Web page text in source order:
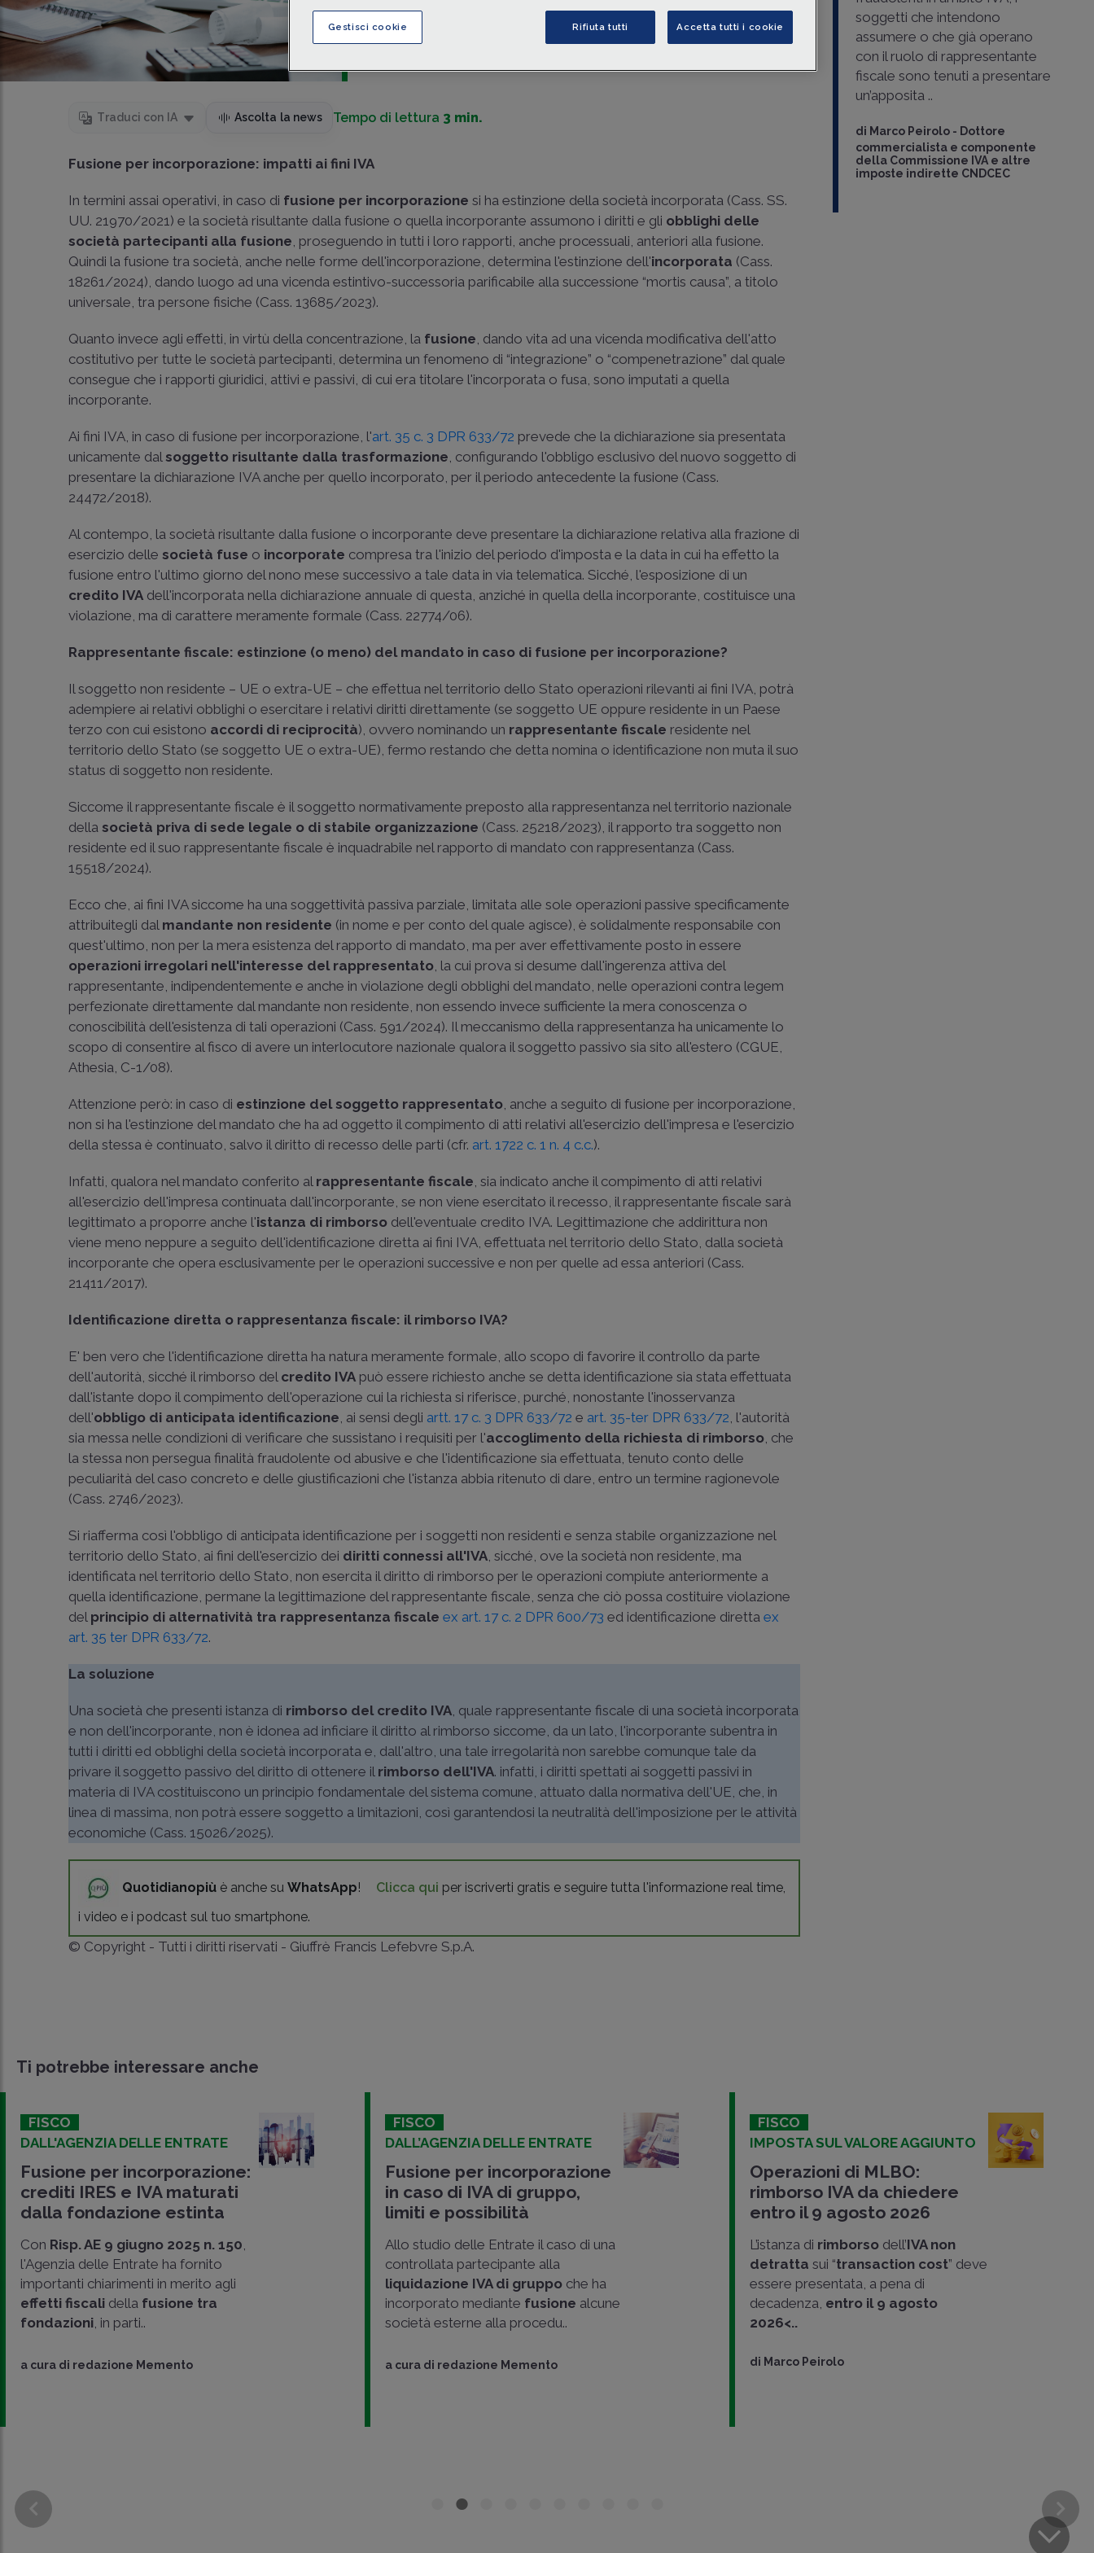
quest'ultima senza che venga inficiato il rimborso stesso.
CONDIVIDI
Traduci con IA Ascolta la news Tempo di lettura 3 min.
Fusione per incorporazione: impatti ai fini IVA
In termini assai operativi, in caso di fusione per incorporazione si ha estinzione della società incorporata (Cass. SS.
UU. 21970/2021) e la società risultante dalla fusione o quella incorporante assumono i diritti e gli obblighi delle
società partecipanti alla fusione, proseguendo in tutti i loro rapporti, anche processuali, anteriori alla fusione.
Quindi la fusione tra società, anche nelle forme dell'incorporazione, determina l'estinzione dell'incorporata (Cass.
18261/2024), dando luogo ad una vicenda estintivo-successoria parificabile alla successione “mortis causa”, a titolo
universale, tra persone fisiche (Cass. 13685/2023).
Quanto invece agli effetti, in virtù della concentrazione, la fusione, dando vita ad una vicenda modificativa dell'atto
costitutivo per tutte le società partecipanti, determina un fenomeno di “integrazione” o “compenetrazione” dal quale
consegue che i rapporti giuridici, attivi e passivi, di cui era titolare l'incorporata o fusa, sono imputati a quella
incorporante.
Ai fini IVA, in caso di fusione per incorporazione, l'art. 35 c. 3 DPR 633/72 prevede che la dichiarazione sia presentata
unicamente dal soggetto risultante dalla trasformazione, configurando l'obbligo esclusivo del nuovo soggetto di
presentare la dichiarazione IVA anche per quello incorporato, per il periodo antecedente la fusione (Cass.
24472/2018).
Al contempo, la società risultante dalla fusione o incorporante deve presentare la dichiarazione relativa alla frazione di
esercizio delle società fuse o incorporate compresa tra l'inizio del periodo d'imposta e la data in cui ha effetto la
fusione entro l'ultimo giorno del nono mese successivo a tale data in via telematica. Sicché, l'esposizione di un
credito IVA dell'incorporata nella dichiarazione annuale di questa, anziché in quella della incorporante, costituisce una
violazione, ma di carattere meramente formale (Cass. 22774/06).
Rappresentante fiscale: estinzione (o meno) del mandato in caso di fusione per incorporazione?
Il soggetto non residente – UE o extra-UE – che effettua nel territorio dello Stato operazioni rilevanti ai fini IVA, potrà
adempiere ai relativi obblighi o esercitare i relativi diritti direttamente (se soggetto UE oppure residente in un Paese
terzo con cui esistono accordi di reciprocità), ovvero nominando un rappresentante fiscale residente nel
territorio dello Stato (se soggetto UE o extra-UE), fermo restando che detta nomina o identificazione non muta il suo
status di soggetto non residente.
Siccome il rappresentante fiscale è il soggetto normativamente preposto alla rappresentanza nel territorio nazionale
della società priva di sede legale o di stabile organizzazione (Cass. 25218/2023), il rapporto tra soggetto non
residente ed il suo rappresentante fiscale è inquadrabile nel rapporto di mandato con rappresentanza (Cass.
15518/2024).
Ecco che, ai fini IVA siccome ha una soggettività passiva parziale, limitata alle sole operazioni passive specificamente
attribuitegli dal mandante non residente (in nome e per conto del quale agisce), è solidalmente responsabile con
quest'ultimo, non per la mera esistenza del rapporto di mandato, ma per aver effettivamente posto in essere
operazioni irregolari nell'interesse del rappresentato, la cui prova si desume dall'ingerenza attiva del
rappresentante, indipendentemente e anche in violazione degli obblighi del mandato, nelle operazioni contra legem
perfezionate direttamente dal mandante non residente, non essendo invece sufficiente la mera conoscenza o
conoscibilità dell'esistenza di tali operazioni (Cass. 591/2024). Il meccanismo della rappresentanza ha unicamente lo
scopo di consentire al fisco di avere un interlocutore nazionale qualora il soggetto passivo sia sito all'estero (CGUE,
Athesia, C-1/08).
Attenzione però: in caso di estinzione del soggetto rappresentato, anche a seguito di fusione per incorporazione,
non si ha l'estinzione del mandato che ha ad oggetto il compimento di atti relativi all'esercizio dell'impresa e l'esercizio
della stessa è continuato, salvo il diritto di recesso delle parti (cfr. art. 1722 c. 1 n. 4 c.c.).
Infatti, qualora nel mandato conferito al rappresentante fiscale, sia indicato anche il compimento di atti relativi
all'esercizio dell'impresa continuata dall'incorporante, se non viene esercitato il recesso, il rappresentante fiscale sarà
legittimato a proporre anche l'istanza di rimborso dell'eventuale credito IVA. Legittimazione che addirittura non
viene meno neppure a seguito dell'identificazione diretta ai fini IVA, effettuata nel territorio dello Stato, dalla società
incorporante che opera esclusivamente per le operazioni successive e non per quelle ad essa anteriori (Cass.
21411/2017).
Identificazione diretta o rappresentanza fiscale: il rimborso IVA?
E' ben vero che l'identificazione diretta ha natura meramente formale, allo scopo di favorire il controllo da parte
dell'autorità, sicché il rimborso del credito IVA può essere richiesto anche se detta identificazione sia stata effettuata
dall'istante dopo il compimento dell'operazione cui la richiesta si riferisce, purché, nonostante l'inosservanza
dell'obbligo di anticipata identificazione, ai sensi degli artt. 17 c. 3 DPR 633/72 e art. 35-ter DPR 633/72, l'autorità
sia messa nelle condizioni di verificare che sussistano i requisiti per l'accoglimento della richiesta di rimborso, che
la stessa non persegua finalità fraudolente od abusive e che l'identificazione sia effettuata, tenuto conto delle
peculiarità del caso concreto e delle giustificazioni che l'istanza abbia ritenuto di dare, entro un termine ragionevole
(Cass. 2746/2023).
Si riafferma così l'obbligo di anticipata identificazione per i soggetti non residenti e senza stabile organizzazione nel
territorio dello Stato, ai fini dell'esercizio dei diritti connessi all'IVA, sicché, ove la società non residente, ma
identificata nel territorio dello Stato, non esercita il diritto di rimborso per le operazioni compiute anteriormente a
quella identificazione, permane la legittimazione del rappresentante fiscale, senza che ciò possa costituire violazione
del principio di alternatività tra rappresentanza fiscaleex art. 17 c. 2 DPR 600/73 ed identificazione direttaex
art. 35 ter DPR 633/72.
La soluzione
Una società che presenti istanza di rimborso del credito IVA, quale rappresentante fiscale di una società incorporata
e non dell'incorporante, non è idonea ad inficiare il diritto al rimborso siccome, da un lato, l'incorporante subentra in
tutti i diritti ed obblighi della società incorporata e, dall'altro, una tale irregolarità non sarebbe comunque tale da
privare il soggetto passivo del diritto di ottenere il rimborso dell'IVA. infatti, i diritti spettati ai soggetti passivi in
materia di IVA costituiscono un principio fondamentale del sistema comune, attuato dalla normativa dell'UE, che, in
linea di massima, non potrà essere soggetto a limitazioni, così garantendosi la neutralità dell'imposizione per le attività
economiche (Cass. 15026/2025).
Quotidianopiù è anche suWhatsApp! Clicca qui per iscriverti gratis e seguire tutta l'informazione real time,
i video e i podcast sul tuo smartphone.
© Copyright - Tutti i diritti riservati - Giuffrè Francis Lefebvre S.p.A.
soggetti che intendono
assumere o che già operano
con il ruolo di rappresentante
fiscale sono tenuti a presentare
un’apposita ..
di Marco Peirolo - Dottore
commercialista e componente
della Commissione IVA e altre
imposte indirette CNDCEC
Ti potrebbe interessare anche
FISCO
DALL'AGENZIA DELLE ENTRATE
Fusione per incorporazione:
crediti IRES e IVA maturati
dalla fondazione estinta
Con Risp. AE 9 giugno 2025 n. 150,
l'Agenzia delle Entrate ha fornito
importanti chiarimenti in merito agli
effetti fiscali della fusione tra
fondazioni, in parti..
a cura di redazione Memento
FISCO
DALL’AGENZIA DELLE ENTRATE
Fusione per incorporazione
in caso di IVA di gruppo,
limiti e possibilità
Allo studio delle Entrate il caso di una
controllata partecipante alla
liquidazione IVA di gruppo che ha
incorporato mediante fusione alcune
società esterne alla procedu..
a cura di redazione Memento
FISCO
IMPOSTA SUL VALORE AGGIUNTO
Operazioni di MLBO:
rimborso IVA da chiedere
entro il 9 agosto 2026
L’istanza di rimborso dell’IVA non
detratta sui “transaction cost” deve
essere presentata, a pena di
decadenza, entro il 9 agosto
2026<..
di Marco Peirolo
Gestisci cookie Rifiuta tutti Accetta tutti i cookie